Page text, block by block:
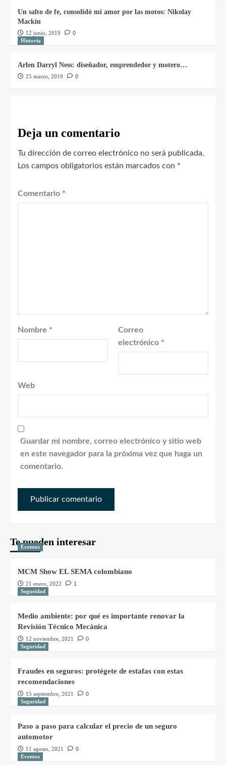
Un salto de fe, consolidó mi amor por las motos: Nikolay
Mackiu
12 junio, 2019
0
Historia
Arlen Darryl Ness: diseñador, emprendedor y motero…
25 marzo, 2019 0
Deja un comentario
Tu dirección de correo electrónico no será publicada.
Los campos obligatorios están marcados con *
Comentario *
Nombre *
Correo
electrónico *
Web
Guardar mi nombre, correo electrónico y sitio web
en este navegador para la próxima vez que haga un
comentario.
Te pueden interesar
Eventos
MCM Show EL SEMA colombiano
21 enero, 2022
1
Seguridad
Medio ambiente: por qué es importante renovar la
Revisión Técnico Mecánica
12 noviembre, 2021
0
Seguridad
Fraudes en seguros: protégete de estafas con estas
recomendaciones
15 septiembre, 2021
0
Seguridad
Paso a paso para calcular el precio de un seguro
automotor
11 agosto, 2021
0
Eventos